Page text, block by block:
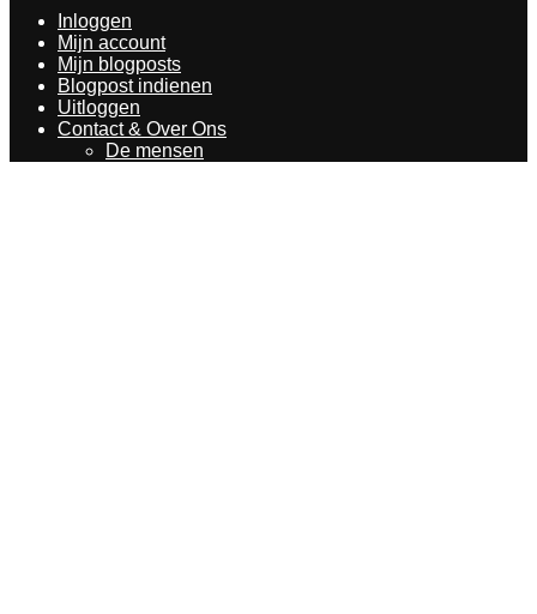
Inloggen
Mijn account
Mijn blogposts
Blogpost indienen
Uitloggen
Contact & Over Ons
De mensen